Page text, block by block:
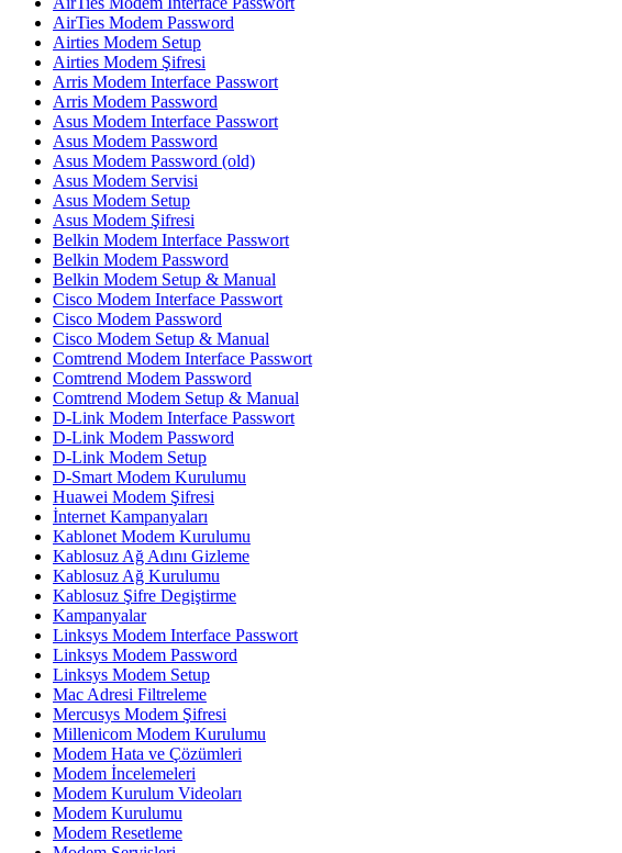
AirTies Modem Password
Airties Modem Setup
Airties Modem Şifresi
Arris Modem Interface Passwort
Arris Modem Password
Asus Modem Interface Passwort
Asus Modem Password
Asus Modem Password (old)
Asus Modem Servisi
Asus Modem Setup
Asus Modem Şifresi
Belkin Modem Interface Passwort
Belkin Modem Password
Belkin Modem Setup & Manual
Cisco Modem Interface Passwort
Cisco Modem Password
Cisco Modem Setup & Manual
Comtrend Modem Interface Passwort
Comtrend Modem Password
Comtrend Modem Setup & Manual
D-Link Modem Interface Passwort
D-Link Modem Password
D-Link Modem Setup
D-Smart Modem Kurulumu
Huawei Modem Şifresi
İnternet Kampanyaları
Kablonet Modem Kurulumu
Kablosuz Ağ Adını Gizleme
Kablosuz Ağ Kurulumu
Kablosuz Şifre Degiştirme
Kampanyalar
Linksys Modem Interface Passwort
Linksys Modem Password
Linksys Modem Setup
Mac Adresi Filtreleme
Mercusys Modem Şifresi
Millenicom Modem Kurulumu
Modem Hata ve Çözümleri
Modem İncelemeleri
Modem Kurulum Videoları
Modem Kurulumu
Modem Resetleme